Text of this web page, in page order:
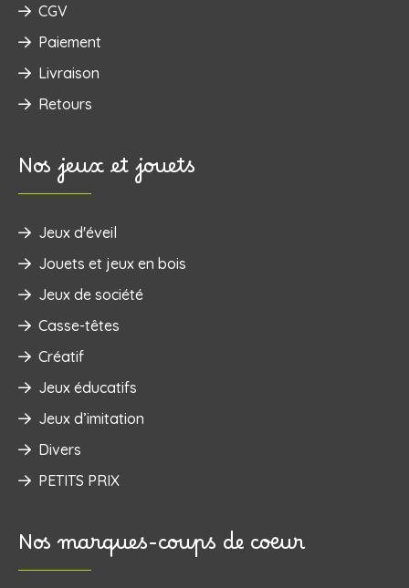
CGV
Paiement
Livraison
Retours
Nos jeux et jouets
Jeux d'éveil
‌Jouets et jeux en bois
Jeux de société
Casse-têtes
Créatif
Jeux éducatifs
Jeux d’imitation
Divers
PETITS PRIX
Nos marques-coups de coeur